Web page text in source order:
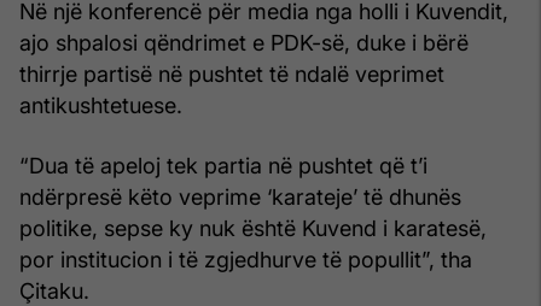
Në një konferencë për media nga holli i Kuvendit,
ajo shpalosi qëndrimet e PDK-së, duke i bërë
thirrje partisë në pushtet të ndalë veprimet
antikushtetuese.
“Dua të apeloj tek partia në pushtet që t’i
ndërpresë këto veprime ‘karateje’ të dhunës
politike, sepse ky nuk është Kuvend i karatesë,
por institucion i të zgjedhurve të popullit”, tha
Çitaku.